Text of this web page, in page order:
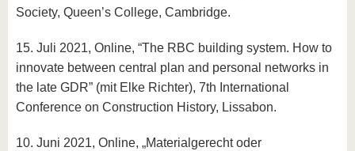
Society, Queen’s College, Cambridge.
15. Juli 2021, Online, “The RBC building system. How to
innovate between central plan and personal networks in
the late GDR” (mit Elke Richter), 7th International
Conference on Construction History, Lissabon.
10. Juni 2021, Online, „Materialgerecht oder